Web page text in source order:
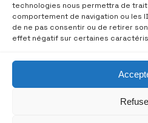
technologies nous permettra de
comportement de navigation ou les
de ne pas consentir ou de retirer
effet négatif sur certaines
Crédits et mentions légales
Gestion des cookies
Réalisation AB6NET